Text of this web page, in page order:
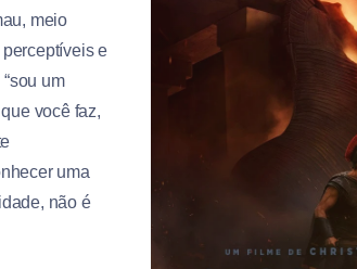
meio
e
um
você faz,
uma
não é